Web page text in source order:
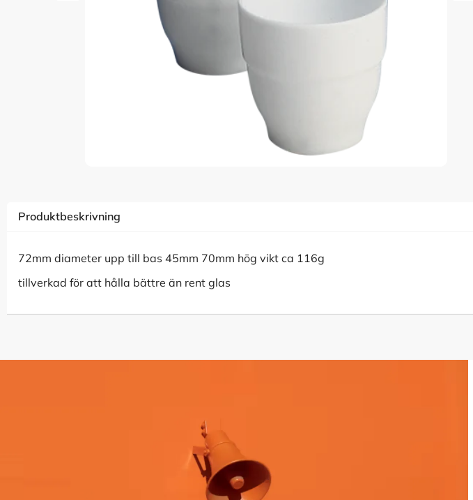
Produktbeskrivning
72mm diameter upp till bas 45mm 70mm hög vikt ca 116g
tillverkad för att hålla bättre än rent glas